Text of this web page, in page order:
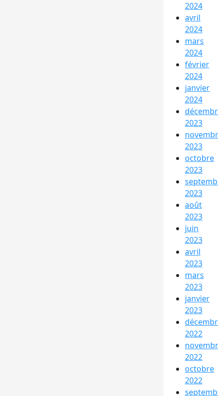
2024
avril
2024
mars
2024
février
2024
janvier
2024
2023
2023
octobre
2023
2023
août
2023
juin
2023
avril
2023
mars
2023
janvier
2023
2022
2022
octobre
2022